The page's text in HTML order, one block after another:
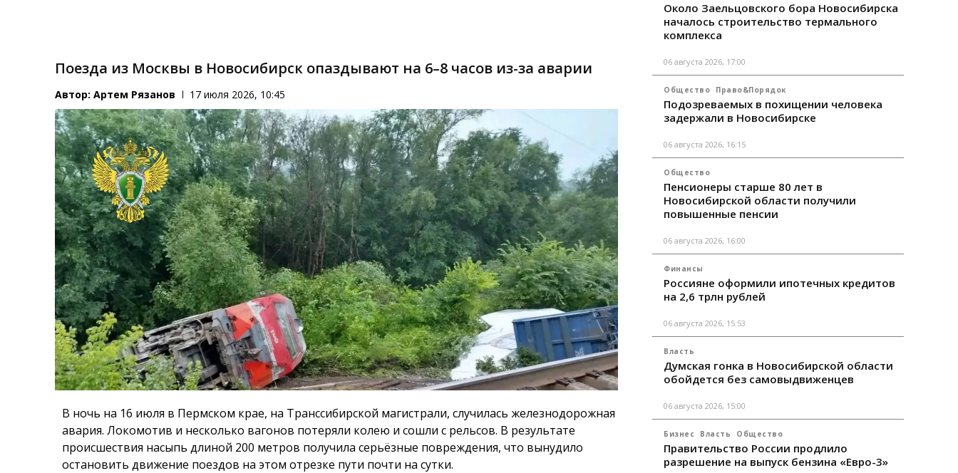
Поезда из Москвы в Новосибирск опаздывают на 6–8 часов из-за аварии
Автор:Артем Рязанов 17 июля 2026, 10:45
В ночь на 16 июля в Пермском крае, на Транссибирской магистрали, случилась железнодорожная
авария. Локомотив и несколько вагонов потеряли колею и сошли с рельсов. В результате
происшествия насыпь длиной 200 метров получила серьёзные повреждения, что вынудило
остановить движение поездов на этом отрезке пути почти на сутки.
Около Заельцовского бора Новосибирска
началось строительство термального
комплекса
06 августа 2026, 17:00
Общество Право&Порядок
Подозреваемых в похищении человека
задержали в Новосибирске
06 августа 2026, 16:15
Общество
Пенсионеры старше 80 лет в
Новосибирской области получили
повышенные пенсии
06 августа 2026, 16:00
Финансы
Россияне оформили ипотечных кредитов
на 2,6 трлн рублей
06 августа 2026, 15:53
Власть
Думская гонка в Новосибирской области
обойдется без самовыдвиженцев
06 августа 2026, 15:00
Бизнес Власть Общество
Правительство России продлило
разрешение на выпуск бензина «Евро-3»